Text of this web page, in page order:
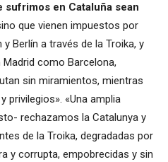
en Cataluña sean
que vienen impuestos por
Berlín a través de la Troika, y
como Barcelona,
sin miramientos, mientras
privilegios». «Una amplia
rechazamos la Catalunya y
de la Troika, degradadas por
y corrupta, empobrecidas y sin